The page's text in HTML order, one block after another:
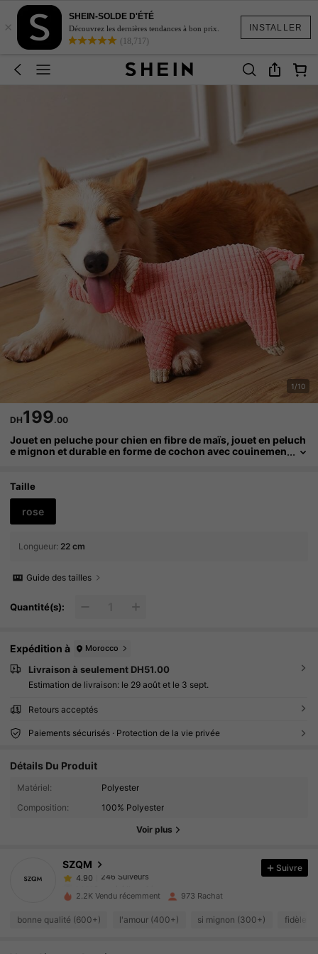
INSTALLER
×
SHEIN-SOLDE D'ÉTÉ
Découvrez les dernières tendances à bon prix.
(18,717)
1/10
DH199.00
Jouet en peluche pour chien en fibre de maïs, jouet en peluch
e mignon et durable en forme de cochon avec couinemen
Taille
rose
Longueur: 22 cm
Guide des tailles
Quantité(s):
Expédition à Morocco
Livraison à seulement DH51.00
Estimation de livraison: le 29 août et le 3 sept.
Retours acceptés
Paiements sécurisés · Protection de la vie privée
Détails Du Produit
Matériel:
Polyester
Composition:
100% Polyester
Voir plus
SZQM
4.90
246 Suiveurs
246 Suiveurs
4.90
246 Suiveurs
h***3
a suiviIl y a 1 jour
246 Suiveurs
Suivre
2.2K Vendu récemment 973 Rachat
bonne qualité (600+) l'amour (400+) si mignon (300+) fidèle à